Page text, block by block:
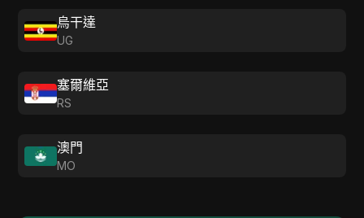
烏干達
UG
塞爾維亞
RS
澳門
MO